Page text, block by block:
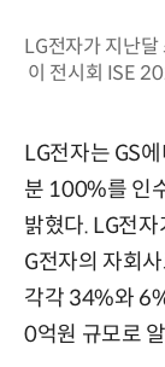
LG전자가 지난달
이 전시회 ISE
LG전자는 GS
분 100%를 인
밝혔다. LG전
G전자의 자회
각각 34%와
0억원 규모로